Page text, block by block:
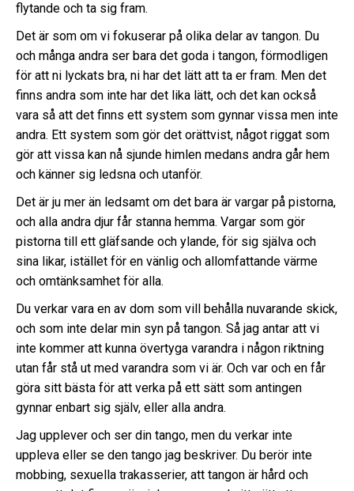
flytande och ta sig fram.
Det är som om vi fokuserar på olika delar av tangon. Du
och många andra ser bara det goda i tangon, förmodligen
för att ni lyckats bra, ni har det lätt att ta er fram. Men det
finns andra som inte har det lika lätt, och det kan också
vara så att det finns ett system som gynnar vissa men inte
andra. Ett system som gör det orättvist, något riggat som
gör att vissa kan nå sjunde himlen medans andra går hem
och känner sig ledsna och utanför.
Det är ju mer än ledsamt om det bara är vargar på pistorna,
och alla andra djur får stanna hemma. Vargar som gör
pistorna till ett gläfsande och ylande, för sig själva och
sina likar, istället för en vänlig och allomfattande värme
och omtänksamhet för alla.
Du verkar vara en av dom som vill behålla nuvarande skick,
och som inte delar min syn på tangon. Så jag antar att vi
inte kommer att kunna övertyga varandra i någon riktning
utan får stå ut med varandra som vi är. Och var och en får
göra sitt bästa för att verka på ett sätt som antingen
gynnar enbart sig själv, eller alla andra.
Jag upplever och ser din tango, men du verkar inte
uppleva eller se den tango jag beskriver. Du berör inte
mobbing, sexuella trakasserier, att tangon är hård och